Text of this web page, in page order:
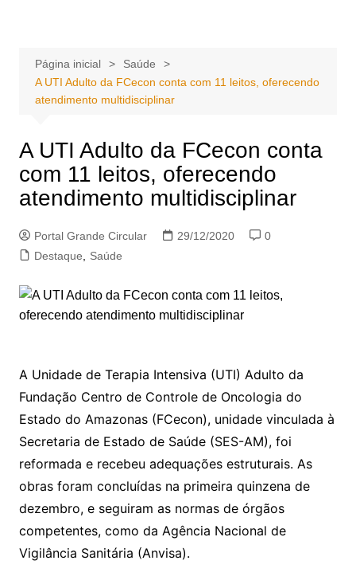
conteúdoPágina inicial
Saúde
A UTI Adulto da FCecon conta com 11 leitos, oferecendo
atendimento multidisciplinar
A UTI Adulto da FCecon conta
com 11 leitos, oferecendo
atendimento multidisciplinar
Portal Grande Circular 29/12/2020
0
Destaque
Saúde
A Unidade de Terapia Intensiva (UTI) Adulto da
Fundação Centro de Controle de Oncologia do
Estado do Amazonas (FCecon), unidade vinculada à
Secretaria de Estado de Saúde (SES-AM), foi
reformada e recebeu adequações estruturais. As
obras foram concluídas na primeira quinzena de
dezembro, e seguiram as normas de órgãos
competentes, como da Agência Nacional de
Vigilância Sanitária (Anvisa).